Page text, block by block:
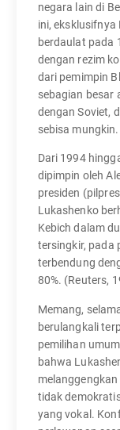
negara lain di
ini, eksklusifnya
berdaulat pada
dengan rezim
dari pemimpin
sebagian besar
dengan Soviet,
sebisa mungkin.
Dari 1994
dipimpin oleh
presiden
Lukashenko
Kebich dalam
tersingkir, pada
terbendung
80%. (Reuters,
Memang,
berulangkali
pemilihan
bahwa
tidak
yang vokal.